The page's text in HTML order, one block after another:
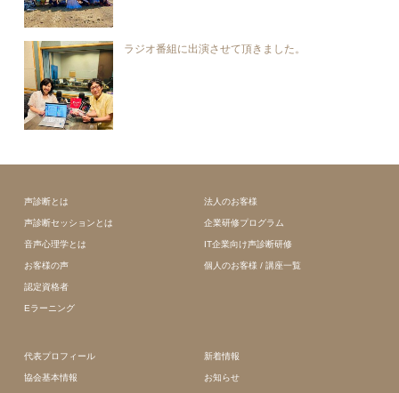
ラジオ番組に出演させて頂きました。
声診断とは
声診断セッションとは
音声心理学とは
お客様の声
認定資格者
Eラーニング
法人のお客様
企業研修プログラム
IT企業向け声診断研修
個人のお客様 / 講座一覧
代表プロフィール
協会基本情報
新着情報
お知らせ